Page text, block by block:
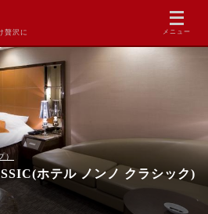
贅沢に メニュー
）
ホテル ノンノ クラシック)